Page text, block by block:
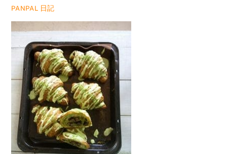
PANPAL 日記